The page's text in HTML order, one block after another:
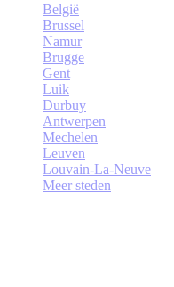
België
Brussel
Namur
Brugge
Gent
Luik
Durbuy
Antwerpen
Mechelen
Leuven
Louvain-La-Neuve
Meer steden